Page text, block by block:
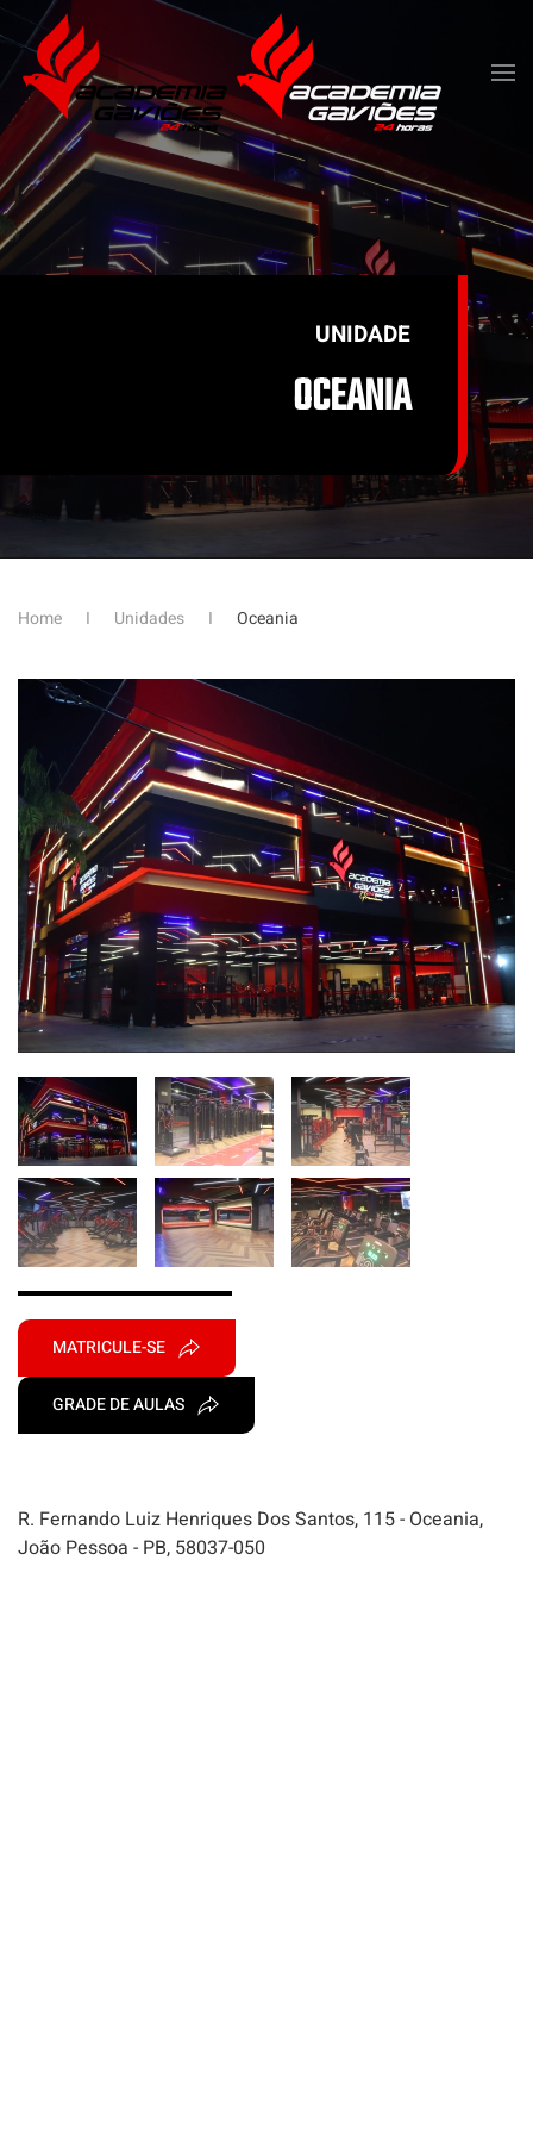
Skip to main content
UNIDADE
OCEANIA
Home Unidades Oceania
MATRICULE-SE
GRADE DE AULAS
R. Fernando Luiz Henriques Dos Santos, 115 - Oceania,
João Pessoa - PB, 58037-050